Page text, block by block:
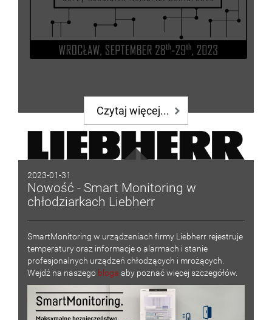
Czytaj więcej...
2023-01-31
Nowość - Smart Monitoring w
chłodziarkach Liebherr
SmartMonitoring w urządzeniach firmy Liebherr rejestruje
temperatury oraz informacje o alarmach i stanie
profesjonalnych urządzeń chłodzących i mrożących.
Wejdź na naszego bloga aby poznać więcej szczegółów.